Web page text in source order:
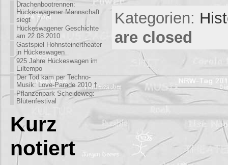
Drachenbootrennen:
Hückeswagener Mannschaft
siegt
Hückeswagener Geschichte
am 22.08.2010
Gastspiel Hohnsteinertheater
in Hückeswagen
925 Jahre Hückeswagen im
Eiltempo
Der Tod kam per Techno-
Musik: Love-Parade 2010 †
Pflanzenpark Scheideweg:
Blütenfestival
Kurz
notiert
Kategorien:
are closed